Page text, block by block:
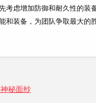
虑增加防御和耐久性的装
装备，为团队争取最大的
秘面纱